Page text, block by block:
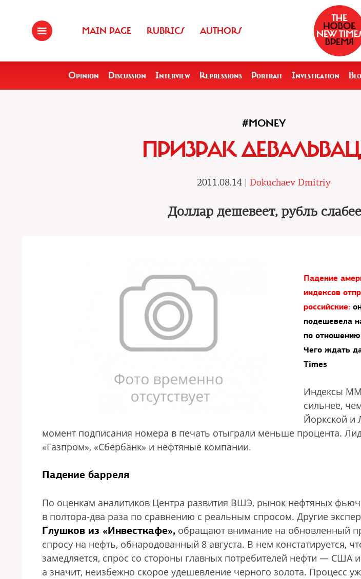
MAIN PAGE RUBRICS AUTHORS
Opinion Discussion Interview Repressions Portrait Investigation
#MONEY
ПРИЗРАК
2011.08.14 | Dokuchaev Dmitriy
Доллар дешевеет, рубль
Падение
индексов
российские:
подешевела
по
Чего ждать
Times
Индексы
сильнее,
Йоркской и
момент подписания номера в печать отыграли меньше процента.
«Газпром», «Сбербанк» и нефтяные компании.
Падение барреля
По оценкам аналитиков Центра развития ВШЭ, рынок нефтяных
в полтора-два раза по сравнению с реальным спросом. Другие
Глушков из «Инвесткафе», обращают внимание на обновленный
спросу на нефть, обнародованный 8 августа. В нем констатируется,
замедляется, спрос со стороны главных потребителей нефти — США
а значит, неизбежно скорое удешевление черного золота. Процесс